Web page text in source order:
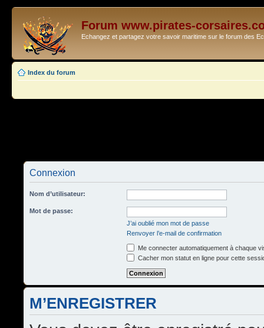
Forum www.pirates-
Echangez et partagez votre savoir maritime sur le forum des
Index du forum
Connexion
Nom d’utilisateur:
Mot de passe:
J’ai oublié mon mot de passe
Renvoyer l’e-mail de confirmation
Me connecter automatiquement à chaque
Cacher mon statut en ligne pour cette
M’ENREGISTRER